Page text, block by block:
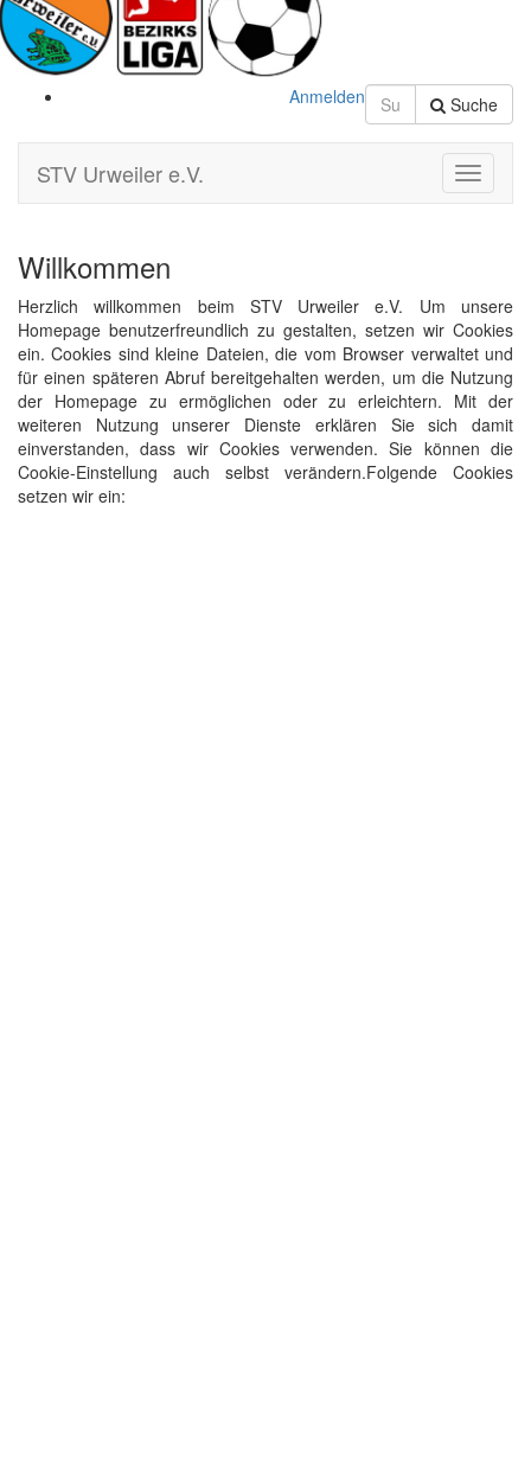
Suche
Anmelden
Toggle
STV Urweiler e.V.
Willkommen
Herzlich willkommen beim STV Urweiler e.V. Um unsere
Homepage benutzerfreundlich zu gestalten, setzen wir Cookies
ein. Cookies sind kleine Dateien, die vom Browser verwaltet und
für einen späteren Abruf bereitgehalten werden, um die Nutzung
der Homepage zu ermöglichen oder zu erleichtern. Mit der
weiteren Nutzung unserer Dienste erklären Sie sich damit
einverstanden, dass wir Cookies verwenden. Sie können die
Cookie-Einstellung auch selbst verändern.Folgende Cookies
setzen wir ein: